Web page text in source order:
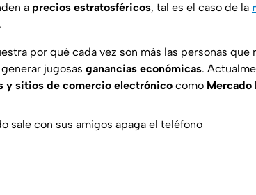
a precios estratosféricos, tal es el caso de la
.
por qué cada vez son más las personas que
jugosas ganancias económicas.
y sitios de comercio electrónico como Mercado
sale con sus amigos apaga el teléfono